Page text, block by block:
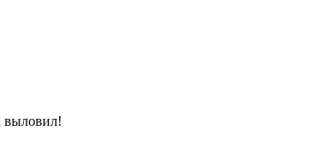
выловил!